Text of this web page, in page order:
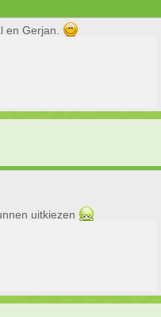
en Gerjan.
uitkiezen